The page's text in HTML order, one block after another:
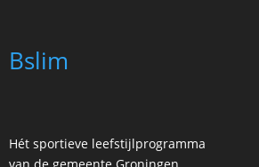
Bslim
Hét sportieve leefstijlprogramma
van de gemeente Groningen